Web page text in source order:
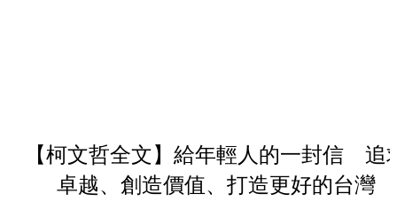
【柯文哲全文】給年輕人的一封信 追
卓越、創造價值、打造更好的台灣